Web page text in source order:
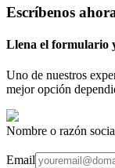
Escríbenos
Llena el formulario
Uno de nuestros
mejor opción
Nombre o razón
Email